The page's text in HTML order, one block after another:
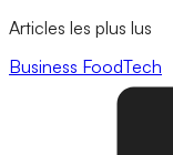
Articles les plus lus
Business FoodTech